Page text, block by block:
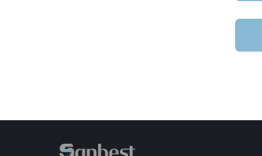
антрацит матовый
белый блестящий